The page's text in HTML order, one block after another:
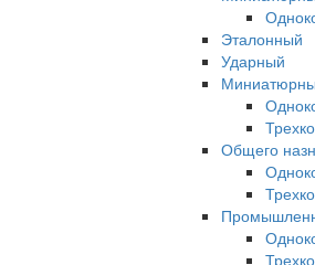
Эталонный
Ударный
Общего